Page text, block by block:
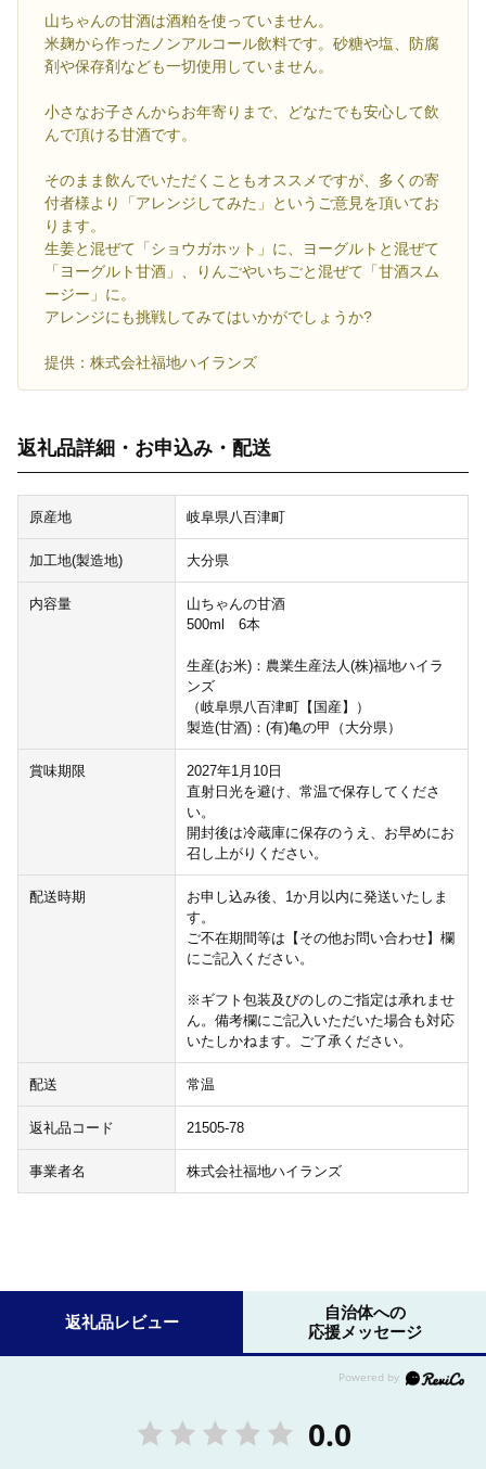
山ちゃんの甘酒は酒粕を使っていません。
米麹から作ったノンアルコール飲料です。砂糖や塩、防腐
剤や保存剤なども一切使用していません。
小さなお子さんからお年寄りまで、どなたでも安心して飲
んで頂ける甘酒です。
そのまま飲んでいただくこともオススメですが、多くの寄
付者様より「アレンジしてみた」というご意見を頂いてお
ります。
生姜と混ぜて「ショウガホット」に、ヨーグルトと混ぜて
「ヨーグルト甘酒」、りんごやいちごと混ぜて「甘酒スム
ージー」に。
アレンジにも挑戦してみてはいかがでしょうか?
提供：株式会社福地ハイランズ
返礼品詳細・お申込み・配送
原産地 岐阜県八百津町
加工地(製造地) 大分県
内容量
山ちゃんの甘酒
500ml 6本
生産(お米)：農業生産法人(株)福地ハイラ
ンズ
（岐阜県八百津町【国産】）
製造(甘酒)：(有)亀の甲（大分県）
賞味期限
2027年1月10日
直射日光を避け、常温で保存してくださ
い。
開封後は冷蔵庫に保存のうえ、お早めにお
召し上がりください。
配送時期
お申し込み後、1か月以内に発送いたしま
す。
ご不在期間等は【その他お問い合わせ】欄
にご記入ください。
※ギフト包装及びのしのご指定は承れませ
ん。備考欄にご記入いただいた場合も対応
いたしかねます。ご了承ください。
配送 常温
返礼品コード 21505-78
事業者名 株式会社福地ハイランズ
返礼品レビュー
自治体への
応援メッセージ
0.0